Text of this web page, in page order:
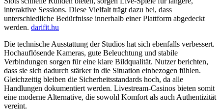
interaktive Sessions. Diese Vielfalt trägt dazu bei, dass
unterschiedliche Bedürfnisse innerhalb einer Plattform abgedeckt
werden. darifit.hu
Die technische Ausstattung der Studios hat sich ebenfalls verbessert.
Hochauflösende Kameras, gute Beleuchtung und stabile
Verbindungen sorgen für eine klare Bildqualität. Nutzer berichten,
dass sie sich dadurch stärker in die Situation einbezogen fühlen.
Gleichzeitig bleiben die Sicherheitsstandards hoch, da alle
Handlungen dokumentiert werden. Livestream-Casinos bieten somit
eine moderne Alternative, die sowohl Komfort als auch Authentizität
vereint.